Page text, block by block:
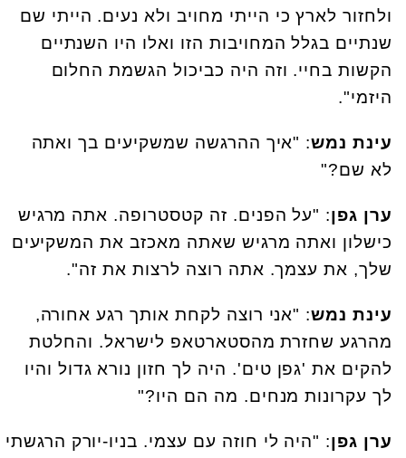
ולחזור לארץ כי הייתי מחויב ולא נעים. הייתי שם
שנתיים בגלל המחויבות הזו ואלו היו השנתיים
הקשות בחיי. וזה היה כביכול הגשמת החלום
היזמי".
עינת נמש: "איך ההרגשה שמשקיעים בך ואתה
לא שם?"
ערן גפן: "על הפנים. זה קטסטרופה. אתה מרגיש
כישלון ואתה מרגיש שאתה מאכזב את המשקיעים
שלך, את עצמך. אתה רוצה לרצות את זה".
עינת נמש: "אני רוצה לקחת אותך רגע אחורה,
מהרגע שחזרת מהסטארטאפ לישראל. והחלטת
להקים את 'גפן טים'. היה לך חזון נורא גדול והיו
לך עקרונות מנחים. מה הם היו?"
ערן גפן: "היה לי חוזה עם עצמי. בניו-יורק הרגשתי